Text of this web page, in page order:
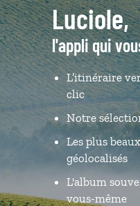
Luciole,
l'appli qui
L’itinéraire
clic
Notre
Les plus
géolocalisés
L'album
vous-même